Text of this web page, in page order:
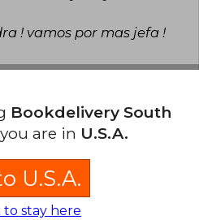
! vamos por mas jefa !
It is not useful
nunca pense que una
Bookdelivery South
are in U.S.A.
U.S.A.
to stay here